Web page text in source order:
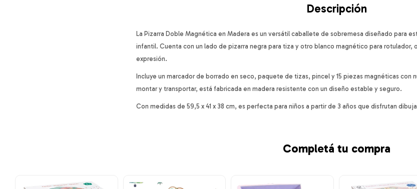
Descripción
La Pizarra Doble Magnética en Madera es un versátil caballete de sobremesa diseñado para
infantil. Cuenta con un lado de pizarra negra para tiza y otro blanco magnético para
expresión.
Incluye un marcador de borrado en seco, paquete de tizas, pincel y 15 piezas magnéticas con
montar y transportar, está fabricada en madera resistente con un diseño estable y seguro.
Con medidas de 59,5 x 41 x 38 cm, es perfecta para niños a partir de 3 años que disfrutan
Completá tu compra